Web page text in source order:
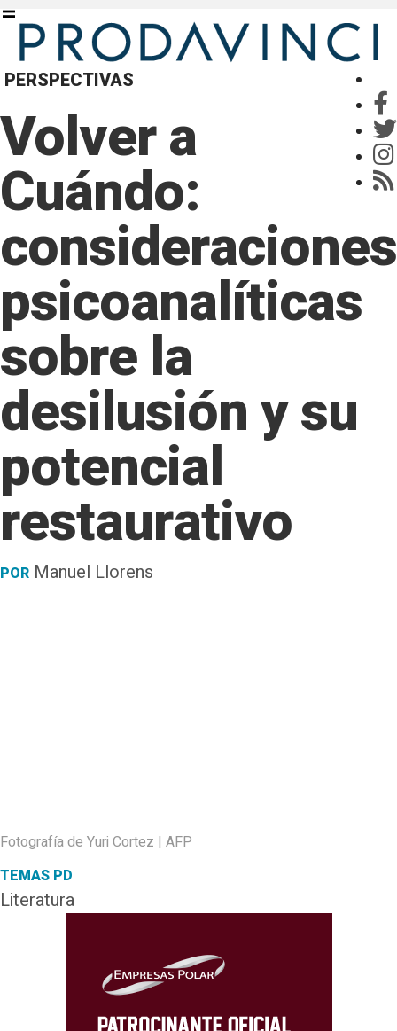
PERSPECTIVAS
Volver a
Cuándo:
consideraciones
psicoanalíticas
sobre la
desilusión y su
potencial
restaurativo
POR Manuel Llorens
Fotografía de Yuri Cortez | AFP
TEMAS PD
Literatura